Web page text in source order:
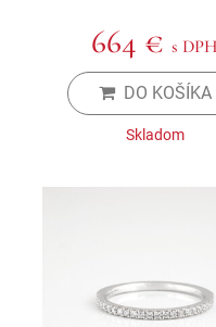
664 €s DPH
DO KOŠÍKA
Skladom